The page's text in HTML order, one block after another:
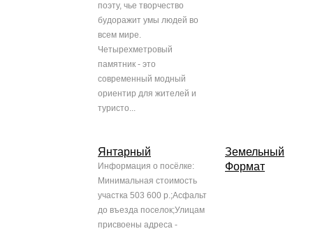
поэту, чье творчество
будоражит умы людей во
всем мире.
Четырехметровый
памятник - это
современный модный
ориентир для жителей и
туристо...
Янтарный
Информация о посёлке:
Минимальная стоимость
участка 503 600 р.;Асфальт
до въезда поселок;Улицам
присвоены адреса -
Земельный
Формат